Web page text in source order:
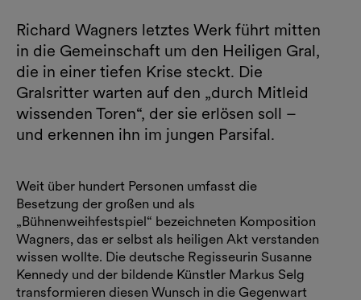
Richard Wagners letztes Werk führt mitten
in die Gemeinschaft um den Heiligen Gral,
die in einer tiefen Krise steckt. Die
Gralsritter warten auf den „durch Mitleid
wissenden Toren“, der sie erlösen soll –
und erkennen ihn im jungen Parsifal.
Weit über hundert Per­sonen umfasst die
Besetzung der großen und als
„Bühnenweihfestspiel“ bezeich­neten Komposition
Wagners, das er selbst als heiligen Akt verstanden
wissen wollte. Die deutsche Regisseurin Susanne
Kennedy und der bildende Künstler Markus Selg
transformieren diesen Wunsch in die Gegenwart